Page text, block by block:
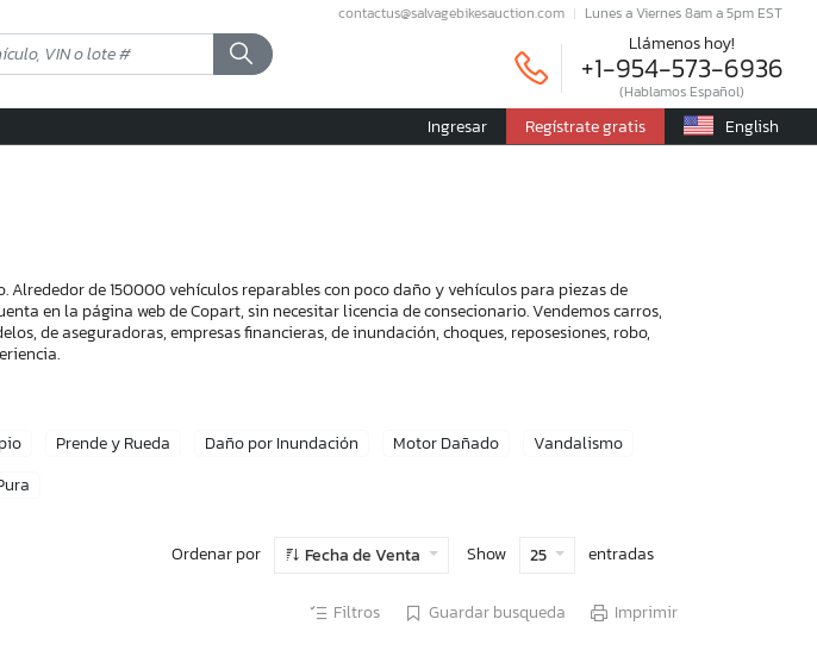
contactus@salvagebikesauction.com Lunes a Viernes 8am a 5pm EST
Llámenos hoy!
+1-954-573-6936
(Hablamos Español)
Ingresar Regístrate gratis English
de 150000 vehículos reparables con poco daño y vehículos para piezas de
en la página web de Copart, sin necesitar licencia de consecionario. Vendemos carros,
de aseguradoras, empresas financieras, de inundación, choques, reposesiones, robo,
Prende y Rueda Daño por Inundación Motor Dañado
Vandalismo
Ordenar por Fecha de Venta Show 25 entradas
Filtros Guardar busqueda Imprimir